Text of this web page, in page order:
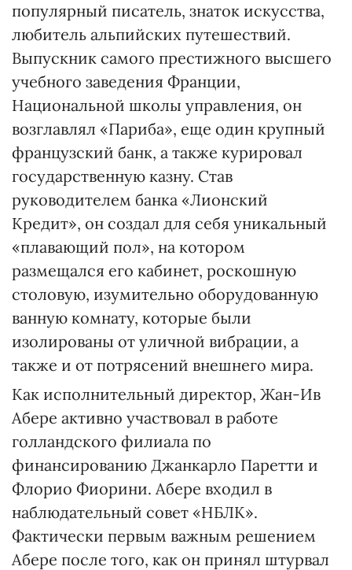
популярный писатель, знаток искусства,
любитель альпийских путешествий.
Выпускник самого престижного высшего
учебного заведения Франции,
Национальной школы управления, он
возглавлял «Париба», еще один крупный
французский банк, а также курировал
государственную казну. Став
руководителем банка «Лионский
Кредит», он создал для себя уникальный
«плавающий пол», на котором
размещался его кабинет, роскошную
столовую, изумительно оборудованную
ванную комнату, которые были
изолированы от уличной вибрации, а
также и от потрясений внешнего мира.
Как исполнительный директор, Жан-Ив
Абере активно участвовал в работе
голландского филиала по
финансированию Джанкарло Паретти и
Флорио Фиорини. Абере входил в
наблюдательный совет «НБЛК».
Фактически первым важным решением
Абере после того, как он принял штурвал